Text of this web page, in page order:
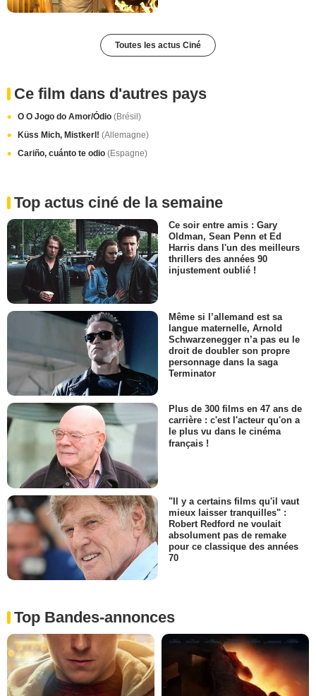
Toutes les actus Ciné
Ce film dans d'autres pays
O O Jogo do Amor/Ódio (Brésil)
Küss Mich, Mistkerl! (Allemagne)
Cariño, cuánto te odio (Espagne)
Top actus ciné de la semaine
Ce soir entre amis : Gary
Oldman, Sean Penn et Ed
Harris dans l'un des meilleurs
thrillers des années 90
injustement oublié !
Même si l’allemand est sa
langue maternelle, Arnold
Schwarzenegger n’a pas eu le
droit de doubler son propre
personnage dans la saga
Terminator
Plus de 300 films en 47 ans de
carrière : c'est l'acteur qu'on a
le plus vu dans le cinéma
français !
"Il y a certains films qu'il vaut
mieux laisser tranquilles" :
Robert Redford ne voulait
absolument pas de remake
pour ce classique des années
70
Top Bandes-annonces